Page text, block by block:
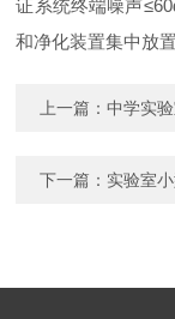
证系统终端噪声
和净化装置集中放
上一篇：中学实
下一篇： 实验室